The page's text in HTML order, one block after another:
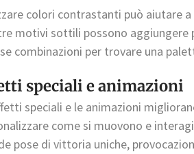
colori contrastanti può aiutare
motivi sottili possono aggiungere
combinazioni per trovare una
speciali e animazioni
speciali e le animazioni
come si muovono e
pose di vittoria uniche,